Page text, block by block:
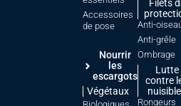
Accessoires
de pose
Nourrir
les
escargots
Végétaux
Filets
Anti-
Anti-grêle
Ombrage
Lutte
contre
Rongeurs